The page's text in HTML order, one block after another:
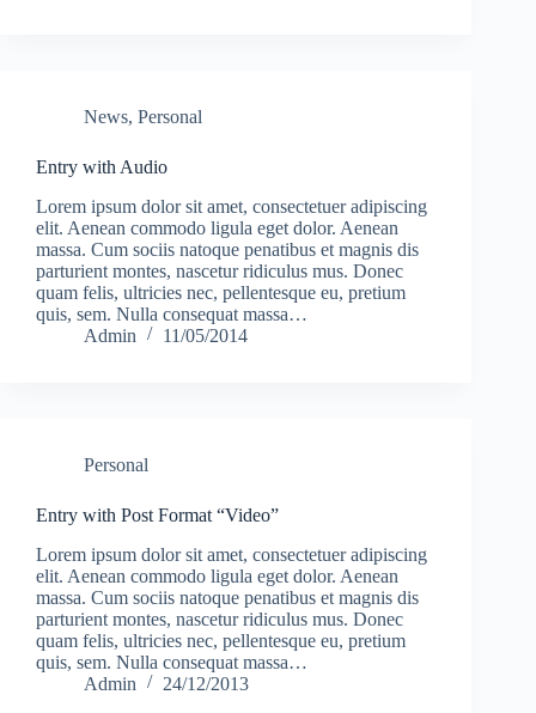
News, Personal
Entry with Audio
Lorem ipsum dolor sit amet, consectetuer adipiscing
elit. Aenean commodo ligula eget dolor. Aenean
massa. Cum sociis natoque penatibus et magnis dis
parturient montes, nascetur ridiculus mus. Donec
quam felis, ultricies nec, pellentesque eu, pretium
quis, sem. Nulla consequat massa…
Admin
11/05/2014
Personal
Entry with Post Format “Video”
Lorem ipsum dolor sit amet, consectetuer adipiscing
elit. Aenean commodo ligula eget dolor. Aenean
massa. Cum sociis natoque penatibus et magnis dis
parturient montes, nascetur ridiculus mus. Donec
quam felis, ultricies nec, pellentesque eu, pretium
quis, sem. Nulla consequat massa…
Admin
24/12/2013